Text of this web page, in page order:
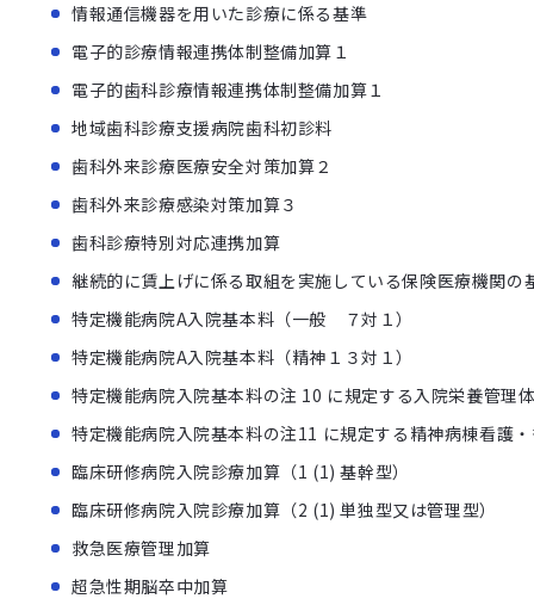
情報通信機器を用いた診療に係る基準
電子的診療情報連携体制整備加算１
電子的歯科診療情報連携体制整備加算１
地域歯科診療支援病院歯科初診料
歯科外来診療医療安全対策加算２
歯科外来診療感染対策加算３
歯科診療特別対応連携加算
継続的に賃上げに係る取組を実施している保険医療機関の
特定機能病院A入院基本料（一般 ７対１）
特定機能病院A入院基本料（精神１３対１）
特定機能病院入院基本料の注 10 に規定する入院栄養管理
特定機能病院入院基本料の注11 に規定する精神病棟看護
臨床研修病院入院診療加算（1 (1) 基幹型）
臨床研修病院入院診療加算（2 (1) 単独型又は管理型）
救急医療管理加算
超急性期脳卒中加算